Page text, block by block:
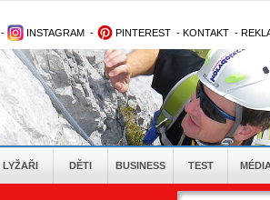
- INSTAGRAM - PINTEREST - KONTAKT -
LYŽAŘI DĚTI BUSINESS TEST